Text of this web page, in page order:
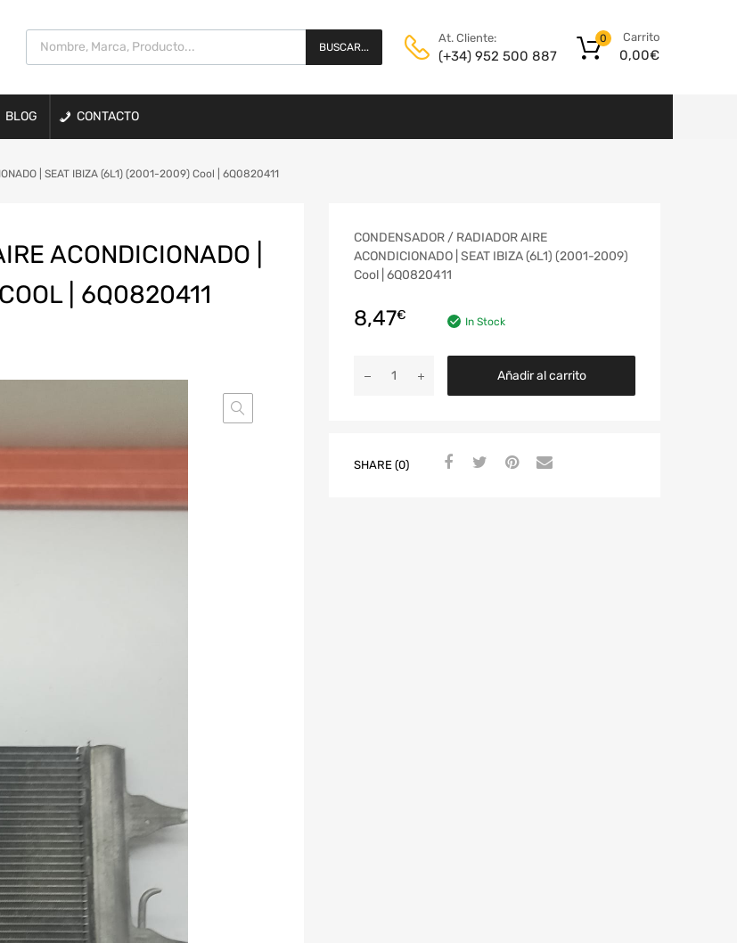
BUSCAR...
At. Cliente:
(+34) 952 500 887
Carrito
0,00€
0
BLOG CONTACTO
| SEAT IBIZA (6L1) (2001-2009) Cool | 6Q0820411
ACONDICIONADO |
| 6Q0820411
CONDENSADOR / RADIADOR AIRE
ACONDICIONADO | SEAT IBIZA (6L1) (2001-2009)
Cool | 6Q0820411
8,47€ In Stock
Añadir al carrito
SHARE (0)